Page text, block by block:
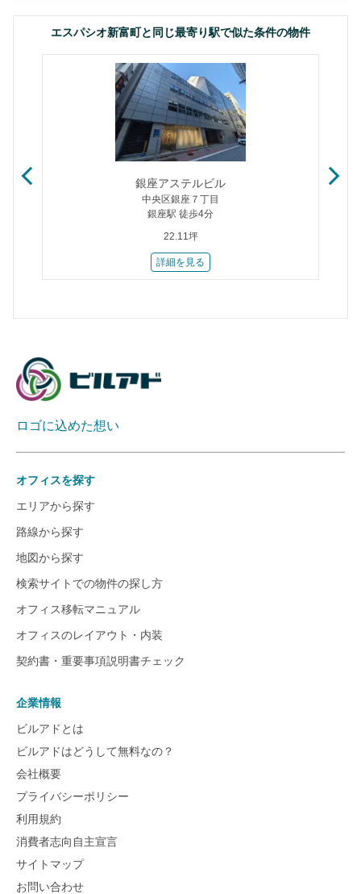
エスパシオ新富町と同じ最寄り駅で似た条件の物件
銀座アステルビル
中央区銀座７丁目
銀座駅 徒歩4分
22.11坪
詳細を見る
ロゴに込めた想い
オフィスを探す
エリアから探す
路線から探す
地図から探す
検索サイトでの物件の探し方
オフィス移転マニュアル
オフィスのレイアウト・内装
契約書・重要事項説明書チェック
企業情報
ビルアドとは
ビルアドはどうして無料なの？
会社概要
プライバシーポリシー
利用規約
消費者志向自主宣言
サイトマップ
お問い合わせ